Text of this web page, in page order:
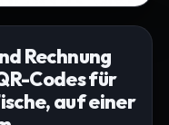
Rechnung
Codes für
auf einer